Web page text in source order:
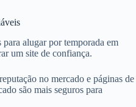
para alugar por temporada em
um site de confiança.
no mercado e páginas de
são mais seguros para